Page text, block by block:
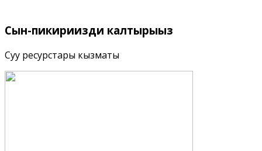
Сын-пикириңизди калтырыңыз
Суу ресурстары кызматы